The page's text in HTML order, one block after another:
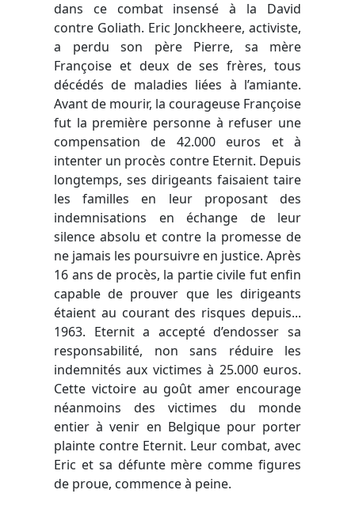
dans ce combat insensé à la David
contre Goliath. Eric Jonckheere, activiste,
a perdu son père Pierre, sa mère
Françoise et deux de ses frères, tous
décédés de maladies liées à l’amiante.
Avant de mourir, la courageuse Françoise
fut la première personne à refuser une
compensation de 42.000 euros et à
intenter un procès contre Eternit. Depuis
longtemps, ses dirigeants faisaient taire
les familles en leur proposant des
indemnisations en échange de leur
silence absolu et contre la promesse de
ne jamais les poursuivre en justice. Après
16 ans de procès, la partie civile fut enfin
capable de prouver que les dirigeants
étaient au courant des risques depuis...
1963. Eternit a accepté d’endosser sa
responsabilité, non sans réduire les
indemnités aux victimes à 25.000 euros.
Cette victoire au goût amer encourage
néanmoins des victimes du monde
entier à venir en Belgique pour porter
plainte contre Eternit. Leur combat, avec
Eric et sa défunte mère comme figures
de proue, commence à peine.